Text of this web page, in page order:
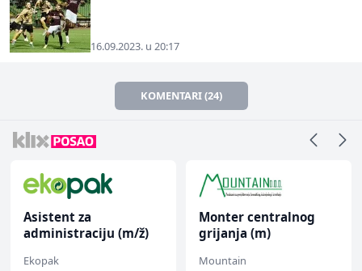
16.09.2023. u 20:17
KOMENTARI (24)
Monter centralnog
grijanja (m)
Mountain
Dispatcher (m/ž)
BCO